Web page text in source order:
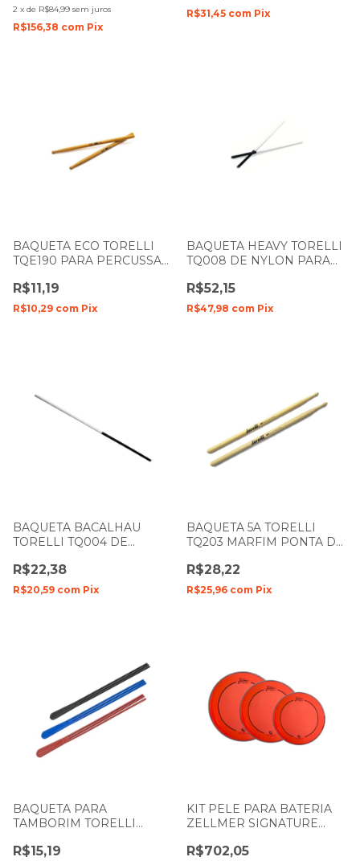
2 x de R$84,99 sem juros
R$156,38 com Pix
R$31,45 com Pix
BAQUETA ECO TORELLI
TQE190 PARA PERCUSSAO
UNIDADE
R$11,19
R$10,29 com Pix
BAQUETA HEAVY TORELLI
TQ008 DE NYLON PARA
R$52,15
R$47,98 com Pix
BAQUETA BACALHAU
TORELLI TQ004 DE
UNIDADE
R$22,38
R$20,59 com Pix
BAQUETA 5A TORELLI
TQ203 MARFIM PONTA DE
R$28,22
R$25,96 com Pix
BAQUETA PARA
TAMBORIM TORELLI
R$15,19
KIT PELE PARA BATERIA
ZELLMER SIGNATURE
12" 14" 16" 22" VERMELHA
R$702,05